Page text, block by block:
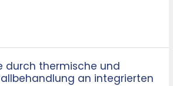
durch thermische und
an integrierten